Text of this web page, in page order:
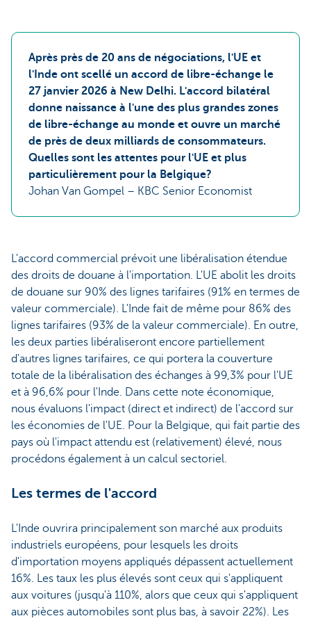
Après près de 20 ans de négociations, l'UE et
l'Inde ont scellé un accord de libre-échange le
27 janvier 2026 à New Delhi. L'accord bilatéral
donne naissance à l'une des plus grandes zones
de libre-échange au monde et ouvre un marché
de près de deux milliards de consommateurs.
Quelles sont les attentes pour l'UE et plus
particulièrement pour la Belgique?
Johan Van Gompel – KBC Senior Economist
L'accord commercial prévoit une libéralisation étendue
des droits de douane à l'importation. L'UE abolit les droits
de douane sur 90% des lignes tarifaires (91% en termes de
valeur commerciale). L'Inde fait de même pour 86% des
lignes tarifaires (93% de la valeur commerciale). En outre,
les deux parties libéraliseront encore partiellement
d'autres lignes tarifaires, ce qui portera la couverture
totale de la libéralisation des échanges à 99,3% pour l'UE
et à 96,6% pour l'Inde. Dans cette note économique,
nous évaluons l'impact (direct et indirect) de l'accord sur
les économies de l'UE. Pour la Belgique, qui fait partie des
pays où l'impact attendu est (relativement) élevé, nous
procédons également à un calcul sectoriel.
Les termes de l'accord
L'Inde ouvrira principalement son marché aux produits
industriels européens, pour lesquels les droits
d'importation moyens appliqués dépassent actuellement
16%. Les taux les plus élevés sont ceux qui s'appliquent
aux voitures (jusqu'à 110%, alors que ceux qui s'appliquent
aux pièces automobiles sont plus bas, à savoir 22%). Les